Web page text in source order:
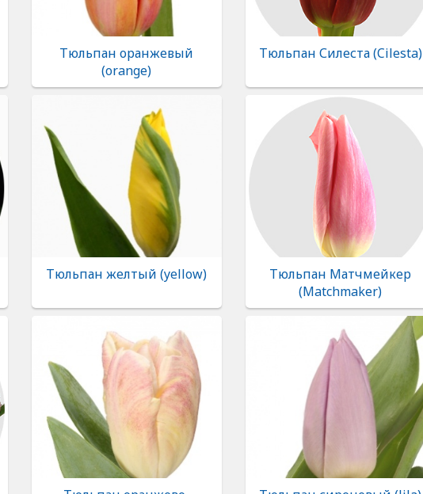
Тюльпан оранжевый
(orange)
Тюльпан Силеста (Cilesta)
Тюльпан желтый (yellow)
Тюльпан Матчмейкер
(Matchmaker)